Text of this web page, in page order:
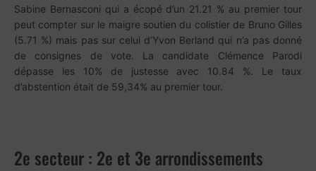
Sabine Bernasconi qui a écopé d’un 21.21 % au premier tour
peut compter sur le maigre soutien du colistier de Bruno Gilles
(5.71 %) mais pas sur celui d’Yvon Berland qui n’a pas donné
de consignes de vote. La candidate Clémence Parodi
dépasse les 10% de justesse avec 10.84 %. Le taux
d’abstention était de 59,34% au premier tour.
2e secteur : 2e et 3e arrondissements